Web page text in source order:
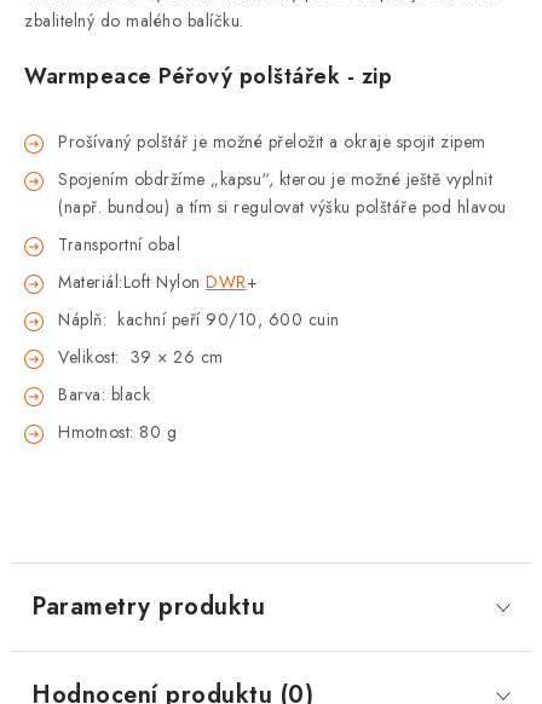
zbalitelný do malého balíčku.
Warmpeace Péřový polštářek - zip
Prošívaný polštář je možné přeložit a okraje spojit zipem
Spojením obdržíme „kapsu“, kterou je možné ještě vyplnit
(např. bundou) a tím si regulovat výšku polštáře pod hlavou
Transportní obal
Materiál:Loft Nylon DWR+
Náplň: kachní peří 90/10, 600 cuin
Velikost: 39 × 26 cm
Barva: black
Hmotnost: 80 g
Parametry produktu
Hodnocení produktu (0)